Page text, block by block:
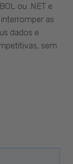
ou .NET e
as
dados e
sem